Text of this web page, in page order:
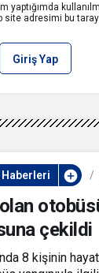
yaptığımda
adresimi bu
Giriş Yap
çekildi
8 kişinin